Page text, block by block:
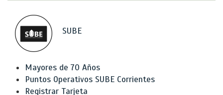
SUBE
Mayores de 70 Años
Puntos Operativos SUBE Corrientes
Registrar Tarjeta